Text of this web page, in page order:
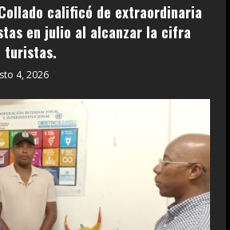
calificó de extraordinaria
en julio al alcanzar la cifra
turistas.
4, 2026